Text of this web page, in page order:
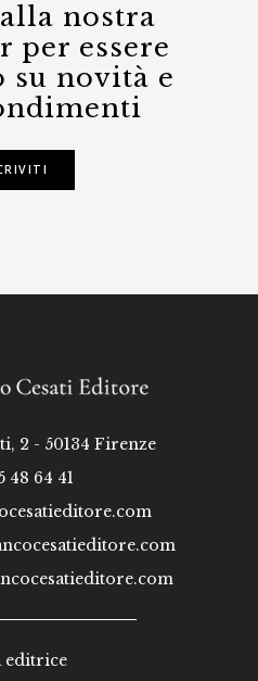
nostra
per essere
novità e
2 - 50134 Firenze
48 64 41
editrice